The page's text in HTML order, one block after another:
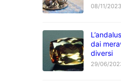
08/11/2023
dai
diversi
29/06/